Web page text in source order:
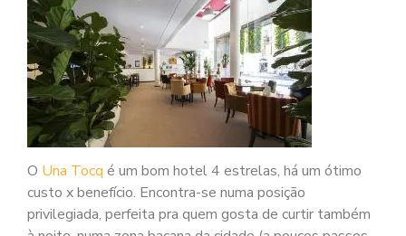
O Una Tocq é um bom hotel 4 estrelas, há um ótimo
custo x benefício. Encontra-se numa posição
privilegiada, perfeita pra quem gosta de curtir também